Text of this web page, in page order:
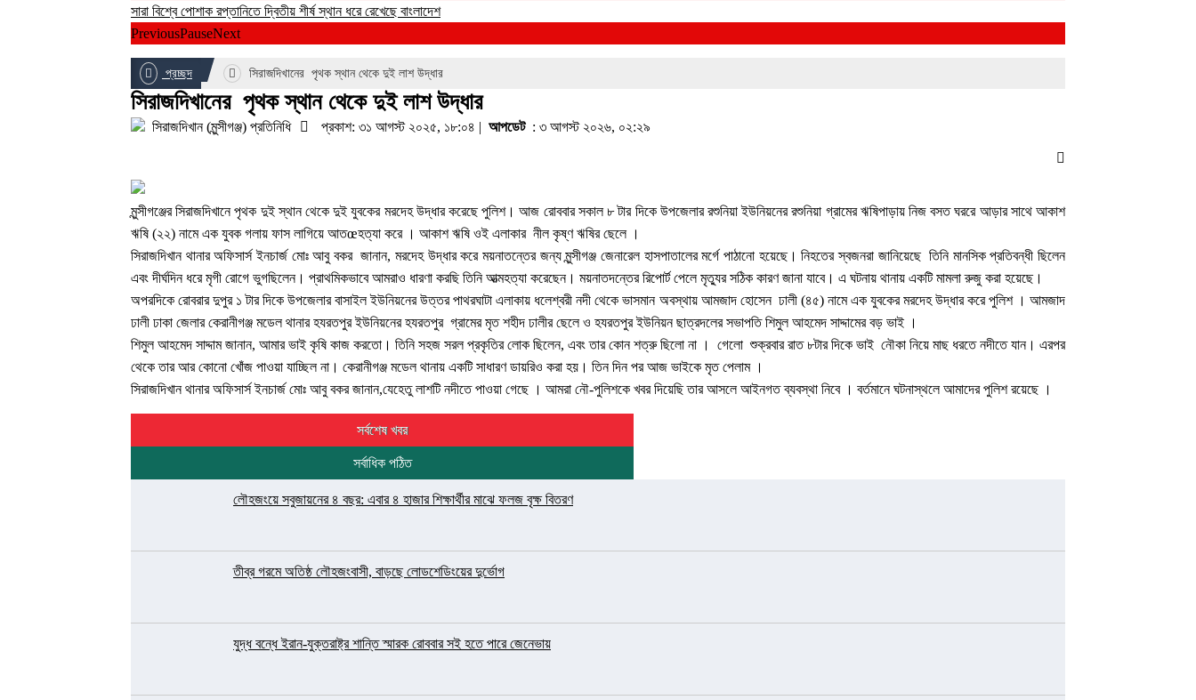
সারা বিশ্বে পোশাক রপ্তানিতে দ্বিতীয় শীর্ষ স্থান ধরে রেখেছে বাংলাদেশ
PreviousPauseNext
প্রচ্ছদ সিরাজদিখানের পৃথক স্থান থেকে দুই লাশ উদ্ধার
সিরাজদিখানের পৃথক স্থান থেকে দুই লাশ উদ্ধার
সিরাজদিখান (মুন্সীগঞ্জ) প্রতিনিধি প্রকাশ: ৩১ আগস্ট ২০২৫, ১৮:০৪ | আপডেট: ৩ আগস্ট ২০২৬, ০২:২৯
মুন্সীগঞ্জের সিরাজদিখানে পৃথক দুই স্থান থেকে দুই যুবকের মরদেহ উদ্ধার করেছে পুলিশ। আজ রোববার সকাল ৮ টার দিকে উপজেলার রশুনিয়া ইউনিয়নের রশুনিয়া গ্রামের ঋষিপাড়ায় নিজ বসত ঘররে আড়ার সাথে আকাশ
ঋষি (২২) নামে এক যুবক গলায় ফাস লাগিয়ে আতœহত্যা করে । আকাশ ঋষি ওই এলাকার নীল কৃষ্ণ ঋষির ছেলে ।
সিরাজদিখান থানার অফিসার্স ইনচার্জ মোঃ আবু বকর জানান, মরদেহ উদ্ধার করে ময়নাতন্তের জন্য মুন্সীগঞ্জ জেনারেল হাসপাতালের মর্গে পাঠানো হয়েছে। নিহতের স্বজনরা জানিয়েছে তিনি মানসিক প্রতিবন্ধী ছিলেন
এবং দীর্ঘদিন ধরে মৃগী রোগে ভুগছিলেন। প্রাথমিকভাবে আমরাও ধারণা করছি তিনি আত্মহত্যা করেছেন। ময়নাতদন্তের রিপোর্ট পেলে মৃত্যুর সঠিক কারণ জানা যাবে। এ ঘটনায় থানায় একটি মামলা রুজু করা হয়েছে।
অপরদিকে রোবরার দুপুর ১ টার দিকে উপজেলার বাসাইল ইউনিয়নের উত্তর পাথরঘাটা এলাকায় ধলেশ্বরী নদী থেকে ভাসমান অবস্থায় আমজাদ হোসেন ঢালী (৪৫) নামে এক যুবকের মরদেহ উদ্ধার করে পুলিশ । আমজাদ
ঢালী ঢাকা জেলার কেরানীগঞ্জ মডেল থানার হযরতপুর ইউনিয়নের হযরতপুর গ্রামের মৃত শহীদ ঢালীর ছেলে ও হযরতপুর ইউনিয়ন ছাত্রদলের সভাপতি শিমুল আহমেদ সাদ্দামের বড় ভাই ।
শিমুল আহমেদ সাদ্দাম জানান, আমার ভাই কৃষি কাজ করতো। তিনি সহজ সরল প্রকৃতির লোক ছিলেন, এবং তার কোন শত্রু ছিলো না । গেলো শুক্রবার রাত ৮টার দিকে ভাই নৌকা নিয়ে মাছ ধরতে নদীতে যান। এরপর
থেকে তার আর কোনো খোঁজ পাওয়া যাচ্ছিল না। কেরানীগঞ্জ মডেল থানায় একটি সাধারণ ডায়রিও করা হয়। তিন দিন পর আজ ভাইকে মৃত পেলাম ।
সিরাজদিখান থানার অফিসার্স ইনচার্জ মোঃ আবু বকর জানান,যেহেতু লাশটি নদীতে পাওয়া গেছে । আমরা নৌ-পুলিশকে খবর দিয়েছি তার আসলে আইনগত ব্যবস্থা নিবে । বর্তমানে ঘটনাস্থলে আমাদের পুলিশ রয়েছে ।
সর্বশেষ খবর
সর্বাধিক পঠিত
লৌহজংয়ে সবুজায়নের ৪ বছর: এবার ৪ হাজার শিক্ষার্থীর মাঝে ফলজ বৃক্ষ বিতরণ
তীব্র গরমে অতিষ্ঠ লৌহজংবাসী, বাড়ছে লোডশেডিংয়ের দুর্ভোগ
যুদ্ধ বন্ধে ইরান-যুক্তরাষ্ট্র শান্তি স্মারক রোববার সই হতে পারে জেনেভায়